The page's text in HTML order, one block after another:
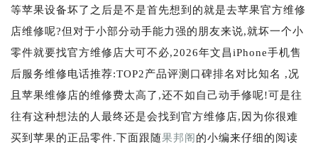
等苹果设备坏了之后是不是首先想到的就是去苹果官方维修
店维修呢?但对于小部分动手能力强的朋友来说,就坏一个小
零件就要找官方维修店大可不必,2026年文昌iPhone手机售
后服务维修电话推荐:TOP2产品评测口碑排名对比知名 ,况
且苹果维修店的维修费太高了,还不如自己动手修呢!可是往
往有这种想法的人最终还是会找到官方维修店,因为你很难
买到苹果的正品零件.下面跟随果邦阁的小编来仔细的阅读